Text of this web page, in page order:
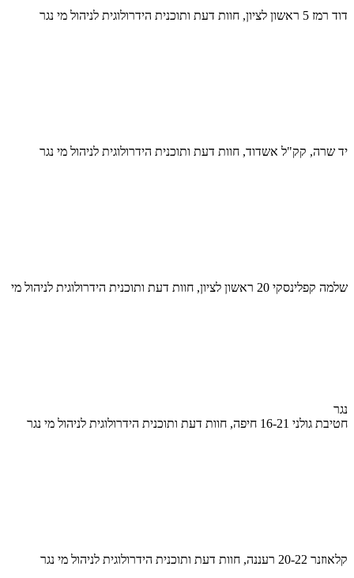
דוד רמז 5 ראשון לציון, חוות דעת ותוכנית הידרולוגית לניהול מי נגר
יד שרה, קק"ל אשדוד, חוות דעת ותוכנית הידרולוגית לניהול מי נגר
שלמה קפלינסקי 20 ראשון לציון, חוות דעת ותוכנית הידרולוגית לניהול מי
נגר
חטיבת גולני 16-21 חיפה, חוות דעת ותוכנית הידרולוגית לניהול מי נגר
קלאוזנר 20-22 רעננה, חוות דעת ותוכנית הידרולוגית לניהול מי נגר